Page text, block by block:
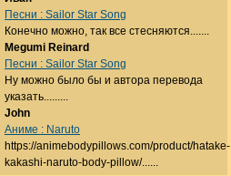
Песни : Sailor Star Song
Конечно можно, так все стесняются.......
Megumi Reinard
Песни : Sailor Star Song
Ну можно было бы и автора перевода
указать.........
John
Аниме : Naruto
https://animebodypillows.com/product/hatake-
kakashi-naruto-body-pillow/......